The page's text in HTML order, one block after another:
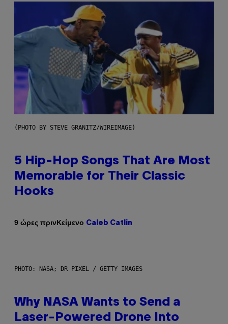
(PHOTO BY STEVE GRANITZ/WIREIMAGE)
5 Hip-Hop Songs That Are Most
Memorable for Their Classic
Hooks
9 ώρες πρινΚείμενο Caleb Catlin
PHOTO: NASA; DR PIXEL / GETTY IMAGES
Why NASA Wants to Send a
Laser-Powered Drone Into